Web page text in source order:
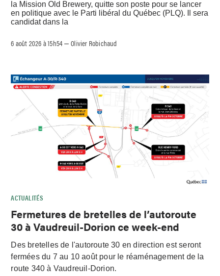
la Mission Old Brewery, quitte son poste pour se lancer
en politique avec le Parti libéral du Québec (PLQ). Il sera
candidat dans la
6 août 2026 à 15h54 –Olivier Robichaud
ACTUALITÉS
Fermetures de bretelles de l’autoroute
30 à Vaudreuil-Dorion ce week-end
Des bretelles de l'autoroute 30 en direction est seront
fermées du 7 au 10 août pour le réaménagement de la
route 340 à Vaudreuil-Dorion.